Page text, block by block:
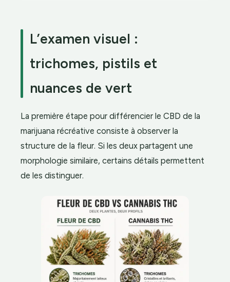
L’examen visuel :
trichomes, pistils et
nuances de vert
La première étape pour différencier le CBD de la
marijuana récréative consiste à observer la
structure de la fleur. Si les deux partagent une
morphologie similaire, certains détails permettent
de les distinguer.